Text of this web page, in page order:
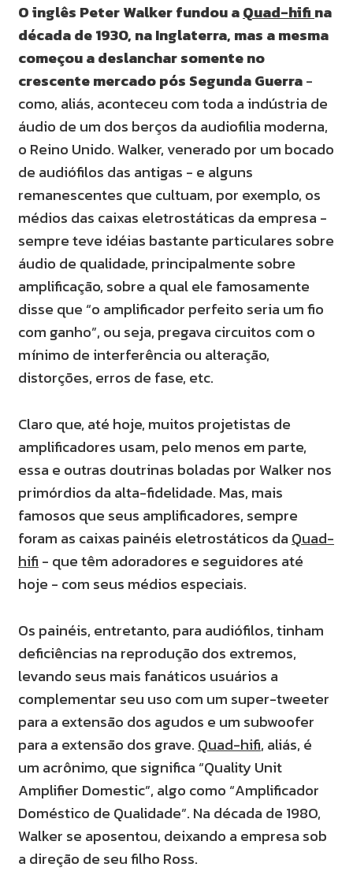
O inglês Peter Walker fundou aQuad-hifi na
década de 1930, na Inglaterra, mas a mesma
começou a deslanchar somente no
crescente mercado pós Segunda Guerra-
como, aliás, aconteceu com toda a indústria de
áudio de um dos berços da audiofilia moderna,
o Reino Unido. Walker, venerado por um bocado
de audiófilos das antigas - e alguns
remanescentes que cultuam, por exemplo, os
médios das caixas eletrostáticas da empresa -
sempre teve idéias bastante particulares sobre
áudio de qualidade, principalmente sobre
amplificação, sobre a qual ele famosamente
disse que “o amplificador perfeito seria um fio
com ganho”, ou seja, pregava circuitos com o
mínimo de interferência ou alteração,
distorções, erros de fase, etc.
Claro que, até hoje, muitos projetistas de
amplificadores usam, pelo menos em parte,
essa e outras doutrinas boladas por Walker nos
primórdios da alta-fidelidade. Mas, mais
famosos que seus amplificadores, sempre
foram as caixas painéis eletrostáticos da Quad-
hifi - que têm adoradores e seguidores até
hoje - com seus médios especiais.
Os painéis, entretanto, para audiófilos, tinham
deficiências na reprodução dos extremos,
levando seus mais fanáticos usuários a
complementar seu uso com um super-tweeter
para a extensão dos agudos e um subwoofer
para a extensão dos grave. Quad-hifi, aliás, é
um acrônimo, que significa “Quality Unit
Amplifier Domestic”, algo como “Amplificador
Doméstico de Qualidade”. Na década de 1980,
Walker se aposentou, deixando a empresa sob
a direção de seu filho Ross.